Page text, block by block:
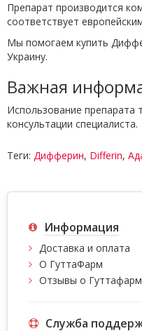
Препарат производится
соответствует
Мы помогаем купить
Украину.
Важная
Использование препарата
консультации специалиста.
Теги: Дифферин, Differin,
Информация
Доставка и оплата
О ГуттаФарм
Отзывы о Гуттафарм
Служба